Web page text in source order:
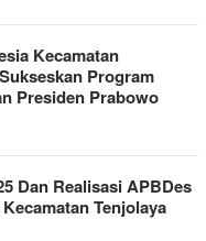
Kecamatan
Program
Presiden Prabowo
Dan Realisasi APBDes
Tenjolaya